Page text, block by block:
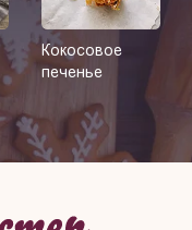
Кокосовое
печенье